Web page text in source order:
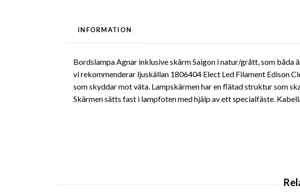
INFORMATION
Bordslampa Agnar inklusive skärm Saigon i natur/grått, som båda
vi rekommenderar ljuskällan 1806404 Elect Led Filament Edison
som skyddar mot väta. Lampskärmen har en flätad struktur som
Skärmen sätts fast i lampfoten med hjälp av ett specialfäste.